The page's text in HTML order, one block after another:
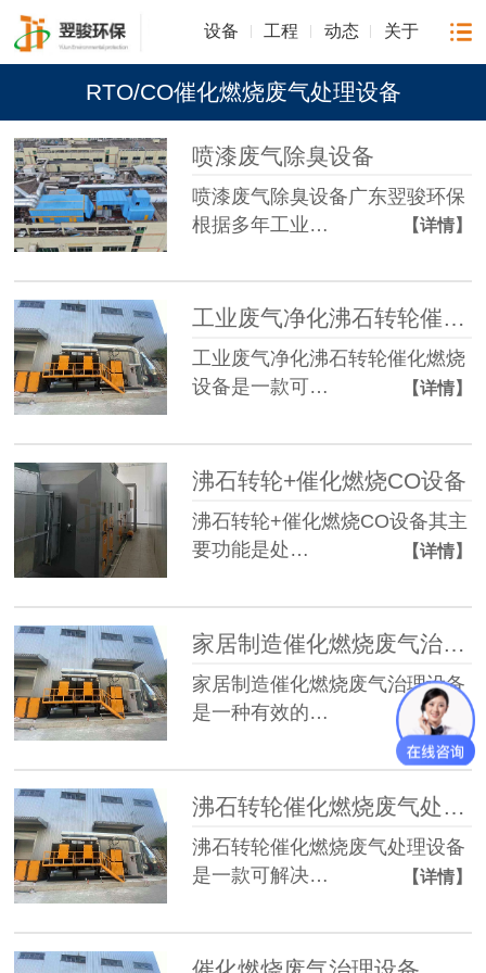
设备 工程 动态 关于
RTO/CO催化燃烧废气处理设备
喷漆废气除臭设备
喷漆废气除臭设备广东翌骏环保
根据多年工业…
【详情】
工业废气净化沸石转轮催化燃烧设备
工业废气净化沸石转轮催化燃烧
设备是一款可…
【详情】
沸石转轮+催化燃烧CO设备
沸石转轮+催化燃烧CO设备其主
要功能是处…
【详情】
家居制造催化燃烧废气治理设备
家居制造催化燃烧废气治理设备
是一种有效的…
【详情】
沸石转轮催化燃烧废气处理设备
沸石转轮催化燃烧废气处理设备
是一款可解决…
【详情】